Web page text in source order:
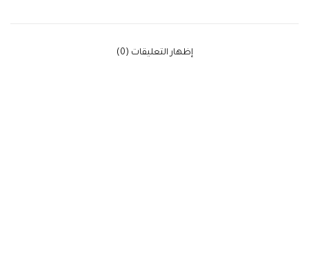
‫إظهار التعليقات (0)